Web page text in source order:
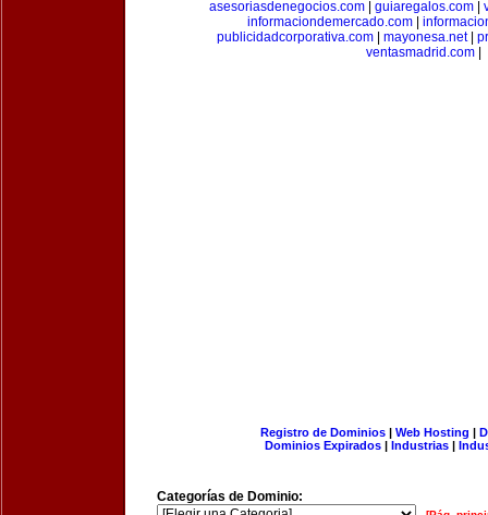
asesoriasdenegocios.com
guiaregalos.com
informaciondemercado.com|
publicidadcorporativa.com
mayonesa.net|
ventasmadrid.com
Registro de Dominios| Web Hosting |
Dominios Expirados | Industrias |
Categorías de Dominio: